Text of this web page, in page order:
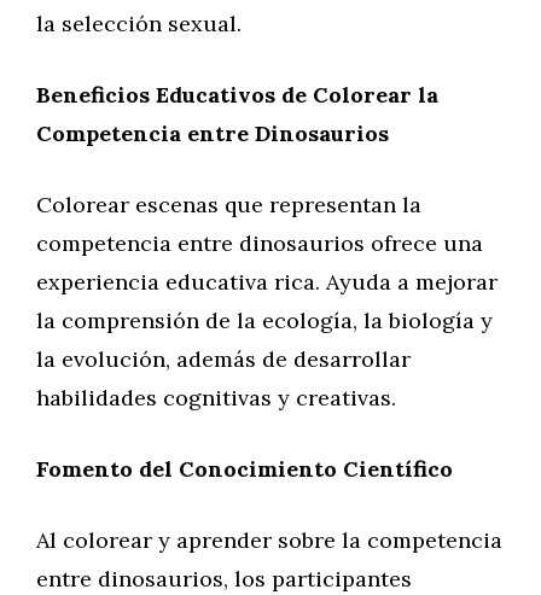
la selección sexual.
Beneficios Educativos de Colorear la
Competencia entre Dinosaurios
Colorear escenas que representan la
competencia entre dinosaurios ofrece una
experiencia educativa rica. Ayuda a mejorar
la comprensión de la ecología, la biología y
la evolución, además de desarrollar
habilidades cognitivas y creativas.
Fomento del Conocimiento Científico
Al colorear y aprender sobre la competencia
entre dinosaurios, los participantes